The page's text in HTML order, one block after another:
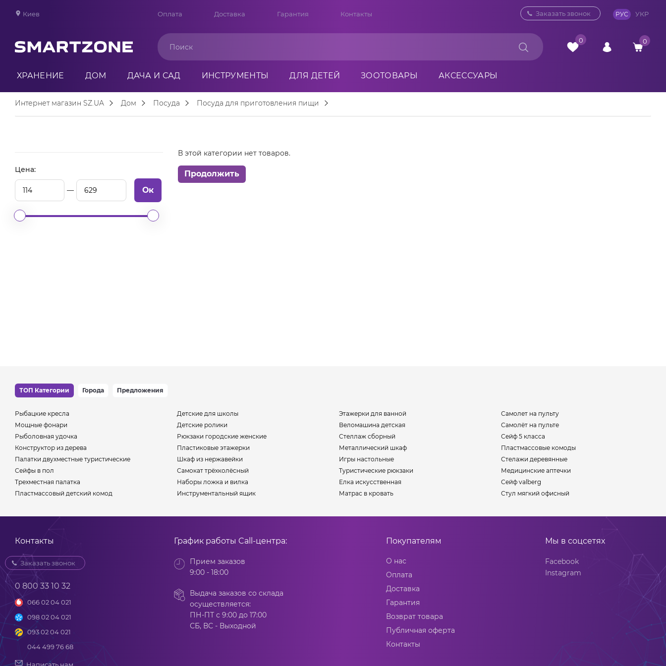
Киев Оплата Доставка Гарантия Контакты 0 800 33 10 32
Заказать звонок РУС УКР
0 0
ХРАНЕНИЕ ДОМ ДАЧА И САД ИНСТРУМЕНТЫ ДЛЯ ДЕТЕЙ ЗООТОВАРЫ АКСЕССУАРЫ
Интернет магазин SZ.UA Дом Посуда Посуда для приготовления пищи
Цена:
Ок
В этой категории нет товаров.
Продолжить
ТОП Категории Города Предложения
Рыбацкие кресла
Мощные фонари
Рыболовная удочка
Конструктор из дерева
Палатки двухместные туристические
Сейфы в пол
Трехместная палатка
Пластмассовый детский комод
Детские для школы
Детские ролики
Рюкзаки городские женские
Пластиковые этажерки
Шкаф из нержавейки
Самокат трёхколёсный
Наборы ложка и вилка
Инструментальный ящик
Этажерки для ванной
Веломашина детская
Стеллаж сборный
Металлический шкаф
Игры настольные
Туристические рюкзаки
Елка искусственная
Матрас в кровать
Самолет на пульту
Самолёт на пульте
Сейф 5 класса
Пластмассовые комоды
Стелажи деревянные
Медицинские аптечки
Сейф valberg
Стул мягкий офисный
Контакты
Заказать звонок
0 800 33 10 32
066 02 04 021
098 02 04 021
093 02 04 021
044 499 76 68
График работы Call-центра:
Прием заказов
9:00 - 18:00
Выдача заказов со склада
осуществляется:
ПН-ПТ с 9:00 до 17:00
СБ, ВС - Выходной
Покупателям
О нас
Оплата
Доставка
Гарантия
Возврат товара
Публичная оферта
Контакты
Мы в соцсетях
Facebook
Instagram